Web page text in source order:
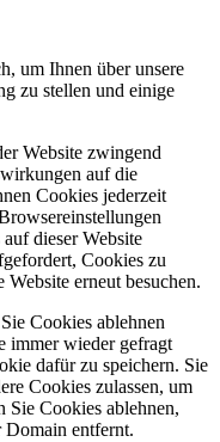
um Ihnen über unsere
zu stellen und einige
Website zwingend
auf die
Cookies jederzeit
dieser Website
Cookies zu
erneut besuchen.
Cookies ablehnen
immer wieder gefragt
dafür zu speichern. Sie
Cookies zulassen, um
Sie Cookies ablehnen,
Domain entfernt.